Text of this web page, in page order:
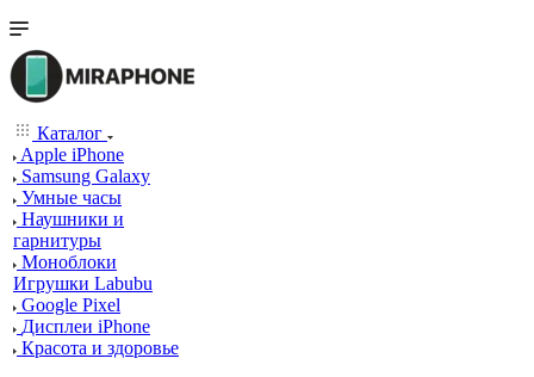
Каталог
Apple iPhone
Samsung Galaxy
Умные часы
Наушники и
гарнитуры
Моноблоки
Игрушки Labubu
Google Pixel
Дисплеи iPhone
Красота и здоровье